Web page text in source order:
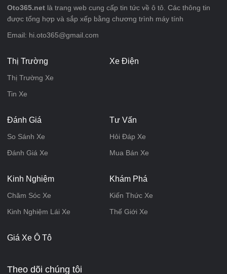
Oto365.net là trang web cung cấp tin tức về ô tô. Các thông tin
được tổng hợp và sắp xếp bằng chương trình máy tính
Email: hi.oto365@gmail.com
Thị Trường
Thị Trường Xe
Tin Xe
Xe Điện
Đánh Giá
So Sánh Xe
Đánh Giá Xe
Tư Vấn
Hỏi Đáp Xe
Mua Bán Xe
Kinh Nghiệm
Chăm Sóc Xe
Kinh Nghiệm Lái Xe
Khám Phá
Kiến Thức Xe
Thế Giới Xe
Giá Xe Ô Tô
Theo dõi chúng tôi